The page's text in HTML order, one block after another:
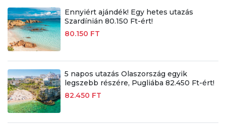
Ennyiért ajándék! Egy hetes utazás
Szardínián 80.150 Ft-ért!
80.150 FT
5 napos utazás Olaszország egyik
legszebb részére, Pugliába 82.450 Ft-ért!
82.450 FT